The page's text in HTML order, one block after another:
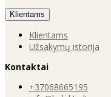
Klientams
Klientams
Užsakymų istorija
Kontaktai
+37068665195